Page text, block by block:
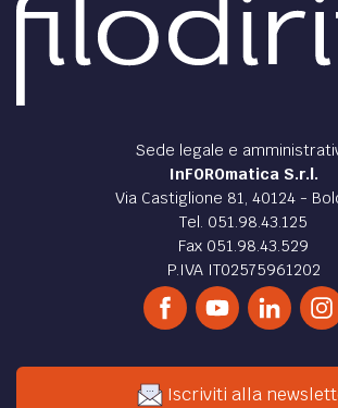
Sede legale e
InFOROmatica S.r.l.
Via Castiglione 81, 40124 -
Tel. 051.98.43.125
Fax 051.98.43.529
P.IVA IT02575961202
Iscriviti alla